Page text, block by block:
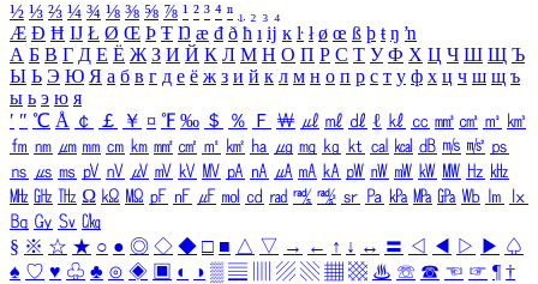
½ ⅓ ⅔ ¼ ¾ ⅛ ⅜ ⅝ ⅞ ¹ ² ³ ⁴ ⁿ ₁ ₂ ₃ ₄
Æ Ð Ħ Ĳ Ł Ø Œ Þ Ŧ Ŋ æ đ ð ħ ı ĳ ĸ ŀ ł ø œ ß þ ŧ ŋ ŉ
А Б В Г Д Е Ё Ж З И Й К Л М Н О П Р С Т У Ф Х Ц Ч Ш Щ Ъ
Ы Ь Э Ю Я а б в г д е ё ж з и й к л м н о п р с т у ф х ц ч ш щ ъ
ы ь э ю я
′ ″ ℃ Å ￠ ￡ ￥ ¤ ℉ ‰ ＄ ％ Ｆ ￦ ㎕ ㎖ ㎗ ℓ ㎘ ㏄ ㎣ ㎤ ㎥ ㎦
㎙ ㎚ ㎛ ㎜ ㎝ ㎞ ㎟ ㎠ ㎡ ㎢ ㏊ ㎍ ㎎ ㎏ ㏏ ㎈ ㎉ ㏈ ㎧ ㎨ ㎰
㎱ ㎲ ㎳ ㎴ ㎵ ㎶ ㎷ ㎸ ㎹ ㎀ ㎁ ㎂ ㎃ ㎄ ㎺ ㎻ ㎽ ㎾ ㎿ ㎐ ㎑
㎒ ㎓ ㎔ Ω ㏀ ㏁ ㎊ ㎋ ㎌ ㏖ ㏅ ㎭ ㎮ ㎯ ㏛ ㎩ ㎪ ㎫ ㎬ ㏝ ㏐
㏓
㏃ ㏉ ㏜ ㏆
§ ※ ☆ ★ ○ ● ◎ ◇ ◆ □ ■ △ ▽ → ← ↑ ↓ ↔ 〓 ◁ ◀ ▷ ▶ ♤
♠ ♡ ♥ ♧ ♣ ⊙ ◈ ▣ ◐ ◑ ▒ ▤ ▨ ▧ ▦ ▩ ♨ ☏ ☎ ☜ ☞ ¶ †